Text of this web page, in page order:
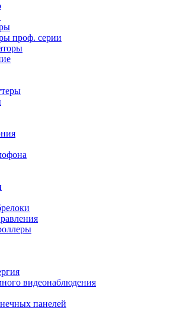
проф. серии
видеонаблюдения
панелей